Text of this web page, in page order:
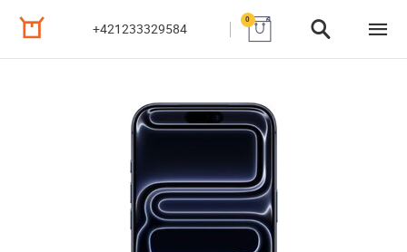
+421233329584
0